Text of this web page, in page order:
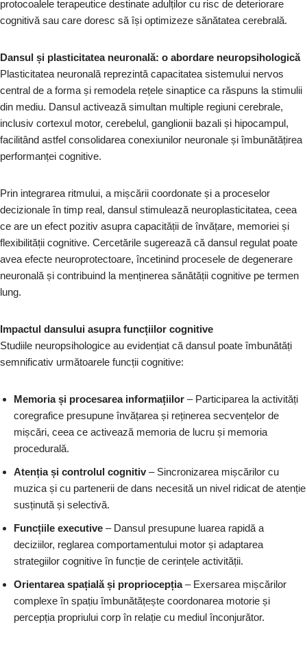
protocoalele terapeutice destinate adulților cu risc de deteriorare
cognitivă sau care doresc să își optimizeze sănătatea cerebrală.
Dansul și plasticitatea neuronală: o abordare neuropsihologică
Plasticitatea neuronală reprezintă capacitatea sistemului nervos
central de a forma și remodela rețele sinaptice ca răspuns la stimulii
din mediu. Dansul activează simultan multiple regiuni cerebrale,
inclusiv cortexul motor, cerebelul, ganglionii bazali și hipocampul,
facilitând astfel consolidarea conexiunilor neuronale și îmbunătățirea
performanței cognitive.
Prin integrarea ritmului, a mișcării coordonate și a proceselor
decizionale în timp real, dansul stimulează neuroplasticitatea, ceea
ce are un efect pozitiv asupra capacității de învățare, memoriei și
flexibilității cognitive. Cercetările sugerează că dansul regulat poate
avea efecte neuroprotectoare, încetinind procesele de degenerare
neuronală și contribuind la menținerea sănătății cognitive pe termen
lung.
Impactul dansului asupra funcțiilor cognitive
Studiile neuropsihologice au evidențiat că dansul poate îmbunătăți
semnificativ următoarele funcții cognitive:
Memoria și procesarea informațiilor – Participarea la activități
coregrafice presupune învățarea și reținerea secvențelor de
mișcări, ceea ce activează memoria de lucru și memoria
procedurală.
Atenția și controlul cognitiv – Sincronizarea mișcărilor cu
muzica și cu partenerii de dans necesită un nivel ridicat de atenție
susținută și selectivă.
Funcțiile executive – Dansul presupune luarea rapidă a
deciziilor, reglarea comportamentului motor și adaptarea
strategiilor cognitive în funcție de cerințele activității.
Orientarea spațială și propriocepția– Exersarea mișcărilor
complexe în spațiu îmbunătățește coordonarea motorie și
percepția propriului corp în relație cu mediul înconjurător.